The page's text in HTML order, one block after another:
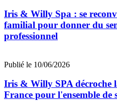
Iris & Willy Spa : se
familial pour donner du
professionnel
Publié le 10/06/2026
Iris & Willy SPA décroche
France pour l'ensemble de